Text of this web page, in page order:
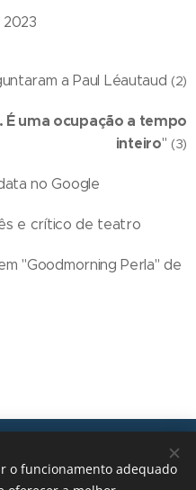
2023
a Paul Léautaud (2)
uma ocupação a tempo
inteiro" (3)
no Google
e crítico de teatro
"Goodmorning Perla" de
o funcionamento adequado